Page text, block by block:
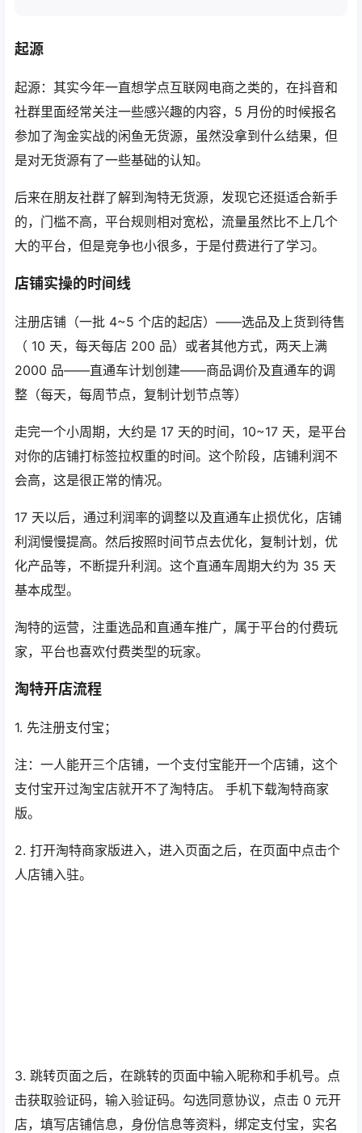
起源
起源：其实今年一直想学点互联网电商之类的，在抖音和
社群里面经常关注一些感兴趣的内容，5 月份的时候报名
参加了淘金实战的闲鱼无货源，虽然没拿到什么结果，但
是对无货源有了一些基础的认知。
后来在朋友社群了解到淘特无货源，发现它还挺适合新手
的，门槛不高，平台规则相对宽松，流量虽然比不上几个
大的平台，但是竞争也小很多，于是付费进行了学习。
店铺实操的时间线
注册店铺（一批 4~5 个店的起店）——选品及上货到待售
（ 10 天，每天每店 200 品）或者其他方式，两天上满
2000 品——直通车计划创建——商品调价及直通车的调
整（每天，每周节点，复制计划节点等）
走完一个小周期，大约是 17 天的时间，10~17 天，是平台
对你的店铺打标签拉权重的时间。这个阶段，店铺利润不
会高，这是很正常的情况。
17 天以后，通过利润率的调整以及直通车止损优化，店铺
利润慢慢提高。然后按照时间节点去优化，复制计划，优
化产品等，不断提升利润。这个直通车周期大约为 35 天
基本成型。
淘特的运营，注重选品和直通车推广，属于平台的付费玩
家，平台也喜欢付费类型的玩家。
淘特开店流程
1. 先注册支付宝；
注：一人能开三个店铺，一个支付宝能开一个店铺，这个
支付宝开过淘宝店就开不了淘特店。 手机下载淘特商家
版。
2. 打开淘特商家版进入，进入页面之后，在页面中点击个
人店铺入驻。
3. 跳转页面之后，在跳转的页面中输入昵称和手机号。点
击获取验证码，输入验证码。勾选同意协议，点击 0 元开
店，填写店铺信息，身份信息等资料，绑定支付宝，实名